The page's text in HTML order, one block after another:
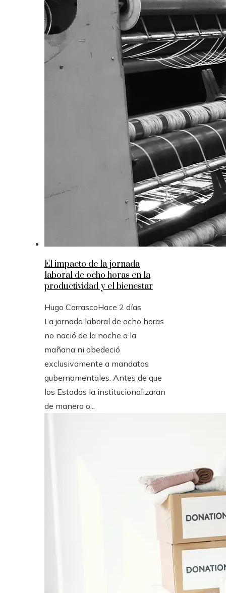
El impacto de la jornada
laboral de ocho horas en la
productividad y el bienestar
Hugo CarrascoHace 2 días
La jornada laboral de ocho horas
no nació de la noche a la
mañana ni obedeció
exclusivamente a mandatos
gubernamentales. Antes de que
los Estados la institucionalizaran
de manera o...